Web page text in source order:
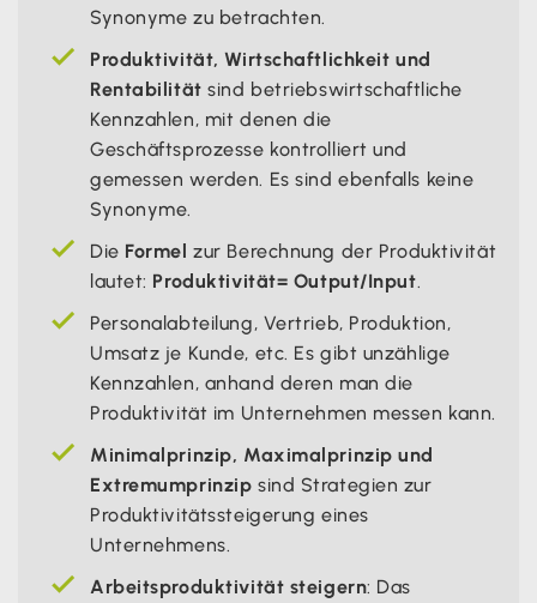
Synonyme zu betrachten.
Produktivität, Wirtschaftlichkeit und
Rentabilität sind betriebswirtschaftliche
Kennzahlen, mit denen die
Geschäftsprozesse kontrolliert und
gemessen werden. Es sind ebenfalls keine
Synonyme.
Die Formel zur Berechnung der Produktivität
lautet: Produktivität= Output/Input.
Personalabteilung, Vertrieb, Produktion,
Umsatz je Kunde, etc. Es gibt unzählige
Kennzahlen, anhand deren man die
Produktivität im Unternehmen messen kann.
Minimalprinzip, Maximalprinzip und
Extremumprinzip sind Strategien zur
Produktivitätssteigerung eines
Unternehmens.
Arbeitsproduktivität steigern: Das